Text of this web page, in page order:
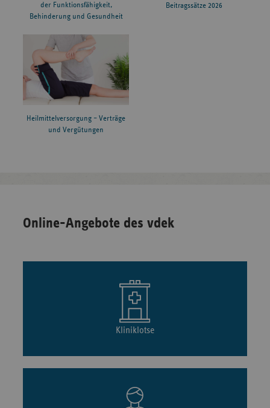
der Funktionsfähigkeit,
Behinderung und Gesundheit
Beitragssätze 2026
Heilmittelversorgung – Verträge
und Vergütungen
Online-Angebote des vdek
Kliniklotse